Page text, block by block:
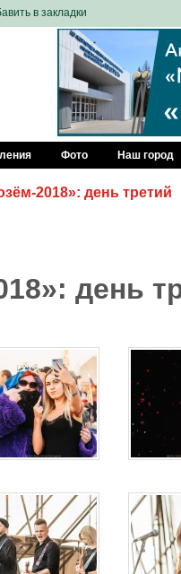
в закладки
Фото Наш город
2018»: день третий
день